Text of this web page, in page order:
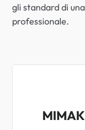
gli standard di
professionale.